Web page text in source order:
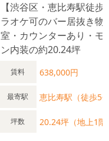
【渋谷区・恵比寿駅徒歩
ラオケ可のバー居抜き物
室・カウンターあり・モ
ン内装の約20.24坪
賃料 638,000円
最寄駅 恵比寿駅（徒歩5
坪数 20.24坪（地上1階